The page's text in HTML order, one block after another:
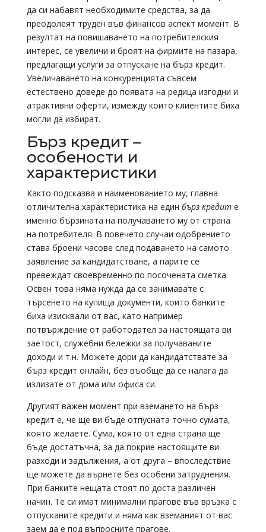
да си набавят необходимите средства, за да
преодолеят труден във финансов аспект момент. В
резултат на повишаването на потребителския
интерес, се увеличи и броят на фирмите на пазара,
предлагащи услуги за отпускане на бърз кредит.
Увеличаването на конкуренцията съвсем
естествено доведе до появата на редица изгодни и
атрактивни оферти, измежду които клиентите биха
могли да избират.
Бърз кредит –
особености и
характеристики
Както подсказва и наименованието му, главна
отличителна характеристика на един бърз кредите
именно бързината на получаването му от страна
на потребителя. В повечето случаи одобрението
става броени часове след подаването на самото
заявление за кандидатстване, а парите се
превеждат своевременно по посочената сметка.
Освен това няма нужда да се занимавате с
търсенето на купища документи, които банките
биха изисквали от вас, като например
потвърждение от работодател за настоящата ви
заетост, служебни бележки за получаваните
доходи и т.н. Можете дори да кандидатствате за
бърз кредит онлайн, без въобще да се налага да
излизате от дома или офиса си.
Другият важен момент при вземането на бърз
кредит е, че ще ви бъде отпусната точно сумата,
която желаете. Сума, която от една страна ще
бъде достатъчна, за да покрие настоящите ви
разходи и задължения, а от друга – впоследствие
ще можете да върнете без особени затруднения.
При банките нещата стоят по доста различен
начин. Те си имат минимални прагове във връзка с
отпусканите кредити и няма как вземаният от вас
заем да е под въпросните прагове.